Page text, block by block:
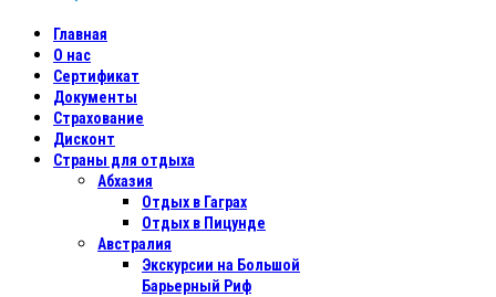
Главная
О нас
Сертификат
Документы
Страхование
Дисконт
Страны для отдыха
Абхазия
Отдых в Гаграх
Отдых в Пицунде
Австралия
Экскурсии на Большой
Барьерный Риф